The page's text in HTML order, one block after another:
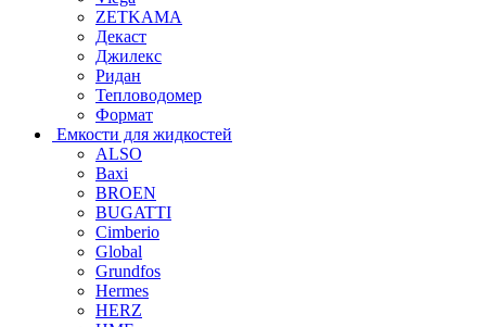
ZETKAMA
Декаст
Джилекс
Ридан
Тепловодомер
Формат
Емкости для жидкостей
ALSO
Baxi
BROEN
BUGATTI
Cimberio
Global
Grundfos
Hermes
HERZ